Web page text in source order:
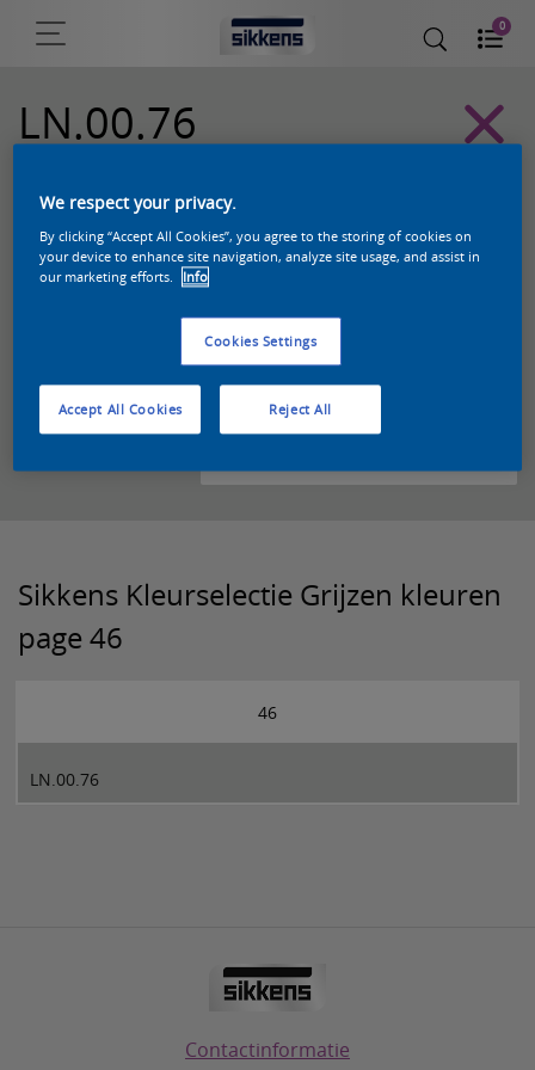
0
LN.00.76
Sikkens Kleurselectie Grijzen kleuren
page 46
46
LN.00.76
Contactinformatie
We respect your privacy.
By clicking “Accept All Cookies”, you agree to the storing of cookies on
your device to enhance site navigation, analyze site usage, and assist in
our marketing efforts.
Info
Cookies Settings
Reject All
Accept All Cookies